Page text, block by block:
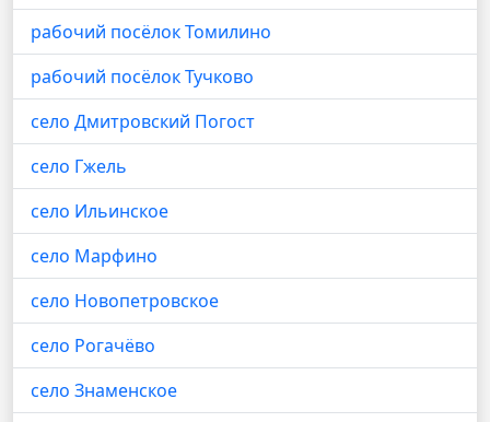
рабочий посёлок Томилино
рабочий посёлок Тучково
село Дмитровский Погост
село Гжель
село Ильинское
село Марфино
село Новопетровское
село Рогачёво
село Знаменское